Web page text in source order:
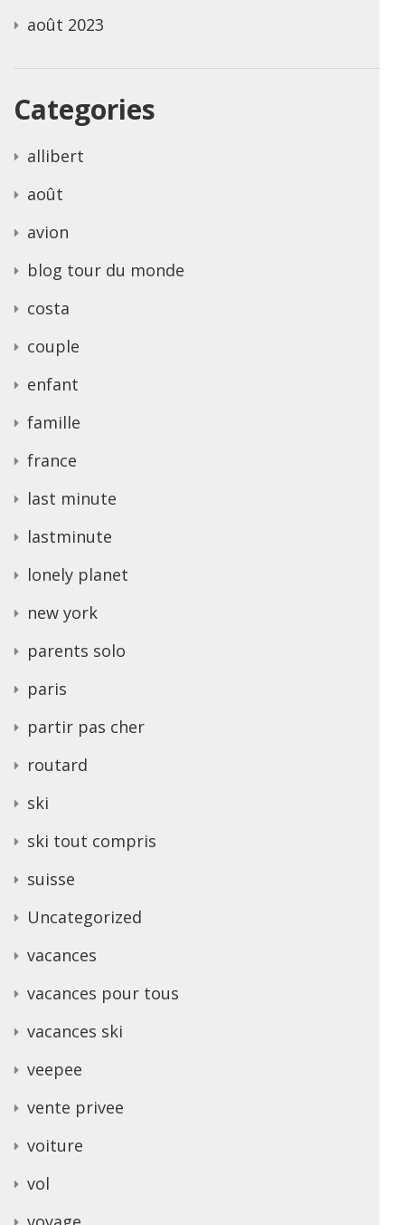
août 2023
Categories
allibert
août
avion
blog tour du monde
costa
couple
enfant
famille
france
last minute
lastminute
lonely planet
new york
parents solo
paris
partir pas cher
routard
ski
ski tout compris
suisse
Uncategorized
vacances
vacances pour tous
vacances ski
veepee
vente privee
voiture
vol